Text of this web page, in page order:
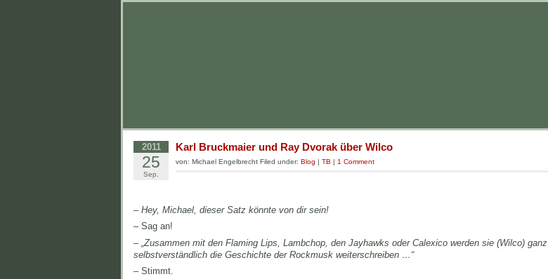
2011
25
Sep.
Karl Bruckmaier und Ray Dvorak über Wilco
von: Michael Engelbrecht Filed under: Blog | TB | 1 Comment
– Hey, Michael, dieser Satz könnte von dir sein!
– Sag an!
– „Zusammen mit den Flaming Lips, Lambchop, den Jayhawks oder Calexico werden sie (Wilco) ganz
selbstverständlich die Geschichte der Rockmusk weiterschreiben …“
– Stimmt.